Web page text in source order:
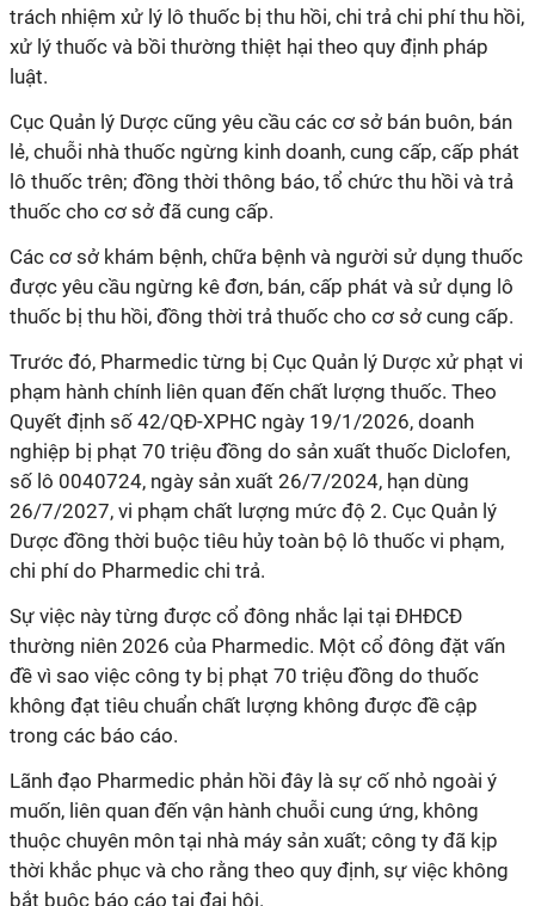
trách nhiệm xử lý lô thuốc bị thu hồi, chi trả chi phí thu hồi,
xử lý thuốc và bồi thường thiệt hại theo quy định pháp
luật.
Cục Quản lý Dược cũng yêu cầu các cơ sở bán buôn, bán
lẻ, chuỗi nhà thuốc ngừng kinh doanh, cung cấp, cấp phát
lô thuốc trên; đồng thời thông báo, tổ chức thu hồi và trả
thuốc cho cơ sở đã cung cấp.
Các cơ sở khám bệnh, chữa bệnh và người sử dụng thuốc
được yêu cầu ngừng kê đơn, bán, cấp phát và sử dụng lô
thuốc bị thu hồi, đồng thời trả thuốc cho cơ sở cung cấp.
Trước đó, Pharmedic từng bị Cục Quản lý Dược xử phạt vi
phạm hành chính liên quan đến chất lượng thuốc. Theo
Quyết định số 42/QĐ-XPHC ngày 19/1/2026, doanh
nghiệp bị phạt 70 triệu đồng do sản xuất thuốc Diclofen,
số lô 0040724, ngày sản xuất 26/7/2024, hạn dùng
26/7/2027, vi phạm chất lượng mức độ 2. Cục Quản lý
Dược đồng thời buộc tiêu hủy toàn bộ lô thuốc vi phạm,
chi phí do Pharmedic chi trả.
Sự việc này từng được cổ đông nhắc lại tại ĐHĐCĐ
thường niên 2026 của Pharmedic. Một cổ đông đặt vấn
đề vì sao việc công ty bị phạt 70 triệu đồng do thuốc
không đạt tiêu chuẩn chất lượng không được đề cập
trong các báo cáo.
Lãnh đạo Pharmedic phản hồi đây là sự cố nhỏ ngoài ý
muốn, liên quan đến vận hành chuỗi cung ứng, không
thuộc chuyên môn tại nhà máy sản xuất; công ty đã kịp
thời khắc phục và cho rằng theo quy định, sự việc không
bắt buộc báo cáo tại đại hội.